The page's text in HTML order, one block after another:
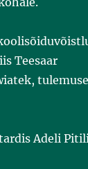
Teesaar
Adeli